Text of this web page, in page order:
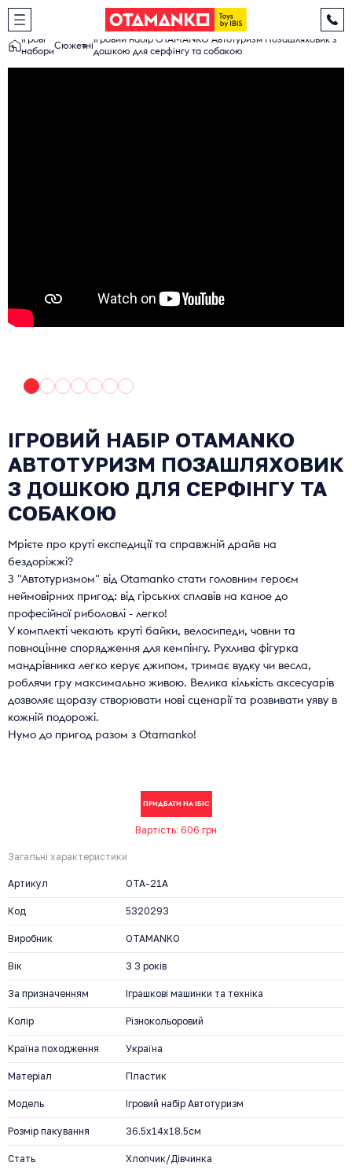
Ігрові
набори
Сюжетні
Ігровий набір OTAMANKO Автотуризм Позашляховик з
дошкою для серфінгу та собакою
ІГРОВИЙ НАБІР OTAMANKO
АВТОТУРИЗМ ПОЗАШЛЯХОВИК
З ДОШКОЮ ДЛЯ СЕРФІНГУ ТА
СОБАКОЮ
Мрієте про круті експедиції та справжній драйв на
бездоріжжі?
З "Автотуризмом" від Otamanko стати головним героєм
неймовірних пригод: від гірських сплавів на каное до
професійної риболовлі - легко!
У комплекті чекають круті байки, велосипеди, човни та
повноцінне спорядження для кемпінгу. Рухлива фігурка
мандрівника легко керує джипом, тримає вудку чи весла,
роблячи гру максимально живою. Велика кількість аксесуарів
дозволяє щоразу створювати нові сценарії та розвивати уяву в
кожній подорожі.
Нумо до пригод разом з Otamanko!
ПРИДБАТИ НА ІБІС
Вартість: 606 грн
Загальні характеристики
Артикул OTA-21A
Код 5320293
Виробник OTAMANKO
Вік З 3 років
За призначенням Іграшкові машинки та техніка
Колір Різнокольоровий
Країна походження Україна
Матеріал Пластик
Модель Ігровий набір Автотуризм
Розмір пакування 36.5x14x18.5см
Стать Хлопчик/Дівчинка